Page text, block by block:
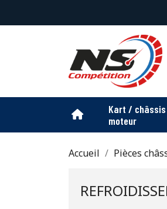
Kart /
moteur
Accueil Pièces